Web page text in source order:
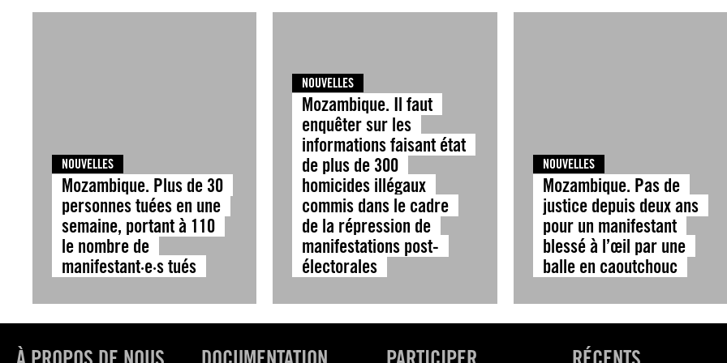
NOUVELLES
Mozambique. Plus de 30
personnes tuées en une
semaine, portant à 110
le nombre de
manifestant·e·s tués
NOUVELLES
Mozambique. Il faut
enquêter sur les
informations faisant état
de plus de 300
homicides illégaux
commis dans le cadre
de la répression de
manifestations post-
électorales
NOUVELLES
Mozambique. Pas de
justice depuis deux ans
pour un manifestant
blessé à l’œil par une
balle en caoutchouc